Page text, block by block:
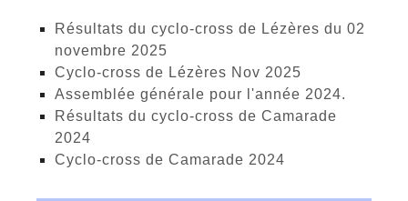
Résultats du cyclo-cross de Lézères du 02
novembre 2025
cyclo-cross de Lézères Nov 2025
Assemblée générale pour l'année 2024.
Résultats du cyclo-cross de Camarade
2024
Cyclo-cross de Camarade 2024